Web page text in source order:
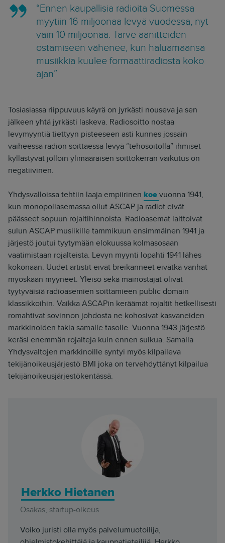
“Ennen kaupallisia radioita Suomessa
myytiin 16 miljoonaa levyä vuodessa, nyt
vain 10 miljoonaa. Tarve äänitteiden
ostamiseen vähenee, kun haluamaansa
musiikkia kuulee formaattiradiosta koko
ajan”
Tosiasiassa riippuvuus käyrä on jyrkästi nouseva ja sen
jälkeen yhtä jyrkästi laskeva. Radiosoitto nostaa
levymyyntiä tiettyyn pisteeseen asti kunnes jossain
vaiheessa radion soittaessa levyä “tehosoitolla” ihmiset
kyllästyvät jolloin ylimääräisen soittokerran vaikutus on
negatiivinen.
Yhdysvalloissa tehtiin laaja empiirinen koevuonna 1941,
kun monopoliasemassa ollut ASCAP ja radiot eivät
päässeet sopuun rojaltihinnoista. Radioasemat laittoivat
sulun ASCAP musiikille tammikuun ensimmäinen 1941 ja
järjestö joutui tyytymään elokuussa kolmasosaan
vaatimistaan rojalteista. Levyn myynti lopahti 1941 lähes
kokonaan. Uudet artistit eivät breikanneet eivätkä vanhat
myöskään myyneet. Yleisö sekä mainostajat olivat
tyytyväisiä radioasemien soittamieen public domain
klassikkoihin. Vaikka ASCAPin keräämät rojaltit hetkellisesti
romahtivat sovinnon johdosta ne kohosivat kasvaneiden
markkinoiden takia samalle tasolle. Vuonna 1943 järjestö
keräsi enemmän rojalteja kuin ennen sulkua. Samalla
Yhdysvaltojen markkinoille syntyi myös kilpaileva
tekijänoikeusjärjestö BMI joka on tervehdyttänyt kilpailua
tekijänoikeusjärjestökentässä.
Herkko Hietanen
Osakas, startup-oikeus
Voiko juristi olla myös palvelumuotoilija,